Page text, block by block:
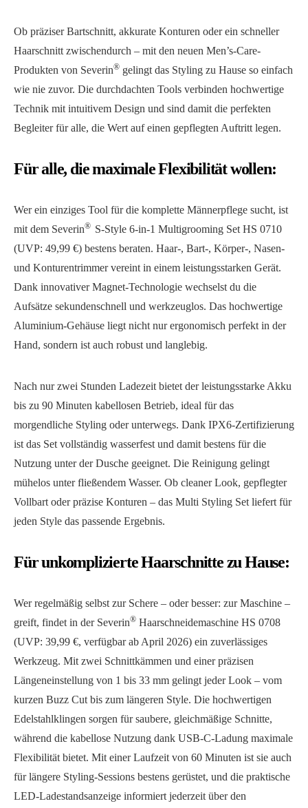
Ob präziser Bartschnitt, akkurate Konturen oder ein schneller
Haarschnitt zwischendurch – mit den neuen Men’s-Care-
Produkten von Severin® gelingt das Styling zu Hause so einfach
wie nie zuvor. Die durchdachten Tools verbinden hochwertige
Technik mit intuitivem Design und sind damit die perfekten
Begleiter für alle, die Wert auf einen gepflegten Auftritt legen.
Für alle, die maximale Flexibilität wollen:
Wer ein einziges Tool für die komplette Männerpflege sucht, ist
mit dem Severin® S-Style 6-in-1 Multigrooming Set HS 0710
(UVP: 49,99 €) bestens beraten. Haar-, Bart-, Körper-, Nasen-
und Konturentrimmer vereint in einem leistungsstarken Gerät.
Dank innovativer Magnet-Technologie wechselst du die
Aufsätze sekundenschnell und werkzeuglos. Das hochwertige
Aluminium-Gehäuse liegt nicht nur ergonomisch perfekt in der
Hand, sondern ist auch robust und langlebig.
Nach nur zwei Stunden Ladezeit bietet der leistungsstarke Akku
bis zu 90 Minuten kabellosen Betrieb, ideal für das
morgendliche Styling oder unterwegs. Dank IPX6-Zertifizierung
ist das Set vollständig wasserfest und damit bestens für die
Nutzung unter der Dusche geeignet. Die Reinigung gelingt
mühelos unter fließendem Wasser. Ob cleaner Look, gepflegter
Vollbart oder präzise Konturen – das Multi Styling Set liefert für
jeden Style das passende Ergebnis.
Für unkomplizierte Haarschnitte zu Hause:
Wer regelmäßig selbst zur Schere – oder besser: zur Maschine –
greift, findet in der Severin® Haarschneidemaschine HS 0708
(UVP: 39,99 €, verfügbar ab April 2026) ein zuverlässiges
Werkzeug. Mit zwei Schnittkämmen und einer präzisen
Längeneinstellung von 1 bis 33 mm gelingt jeder Look – vom
kurzen Buzz Cut bis zum längeren Style. Die hochwertigen
Edelstahlklingen sorgen für saubere, gleichmäßige Schnitte,
während die kabellose Nutzung dank USB-C-Ladung maximale
Flexibilität bietet. Mit einer Laufzeit von 60 Minuten ist sie auch
für längere Styling-Sessions bestens gerüstet, und die praktische
LED-Ladestandsanzeige informiert jederzeit über den